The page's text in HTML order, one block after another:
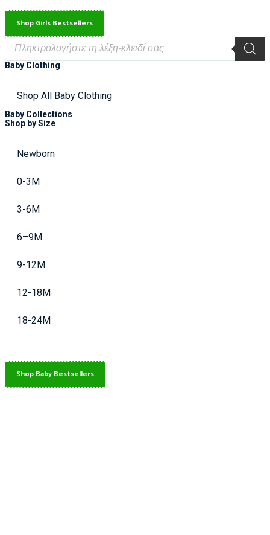
Shop Girls Bestsellers
Baby Clothing
Shop All Baby Clothing
Baby Collections
Shop by Size
Newborn
0-3M
3-6M
6–9M
9-12M
12-18M
18-24M
Shop Baby Bestsellers